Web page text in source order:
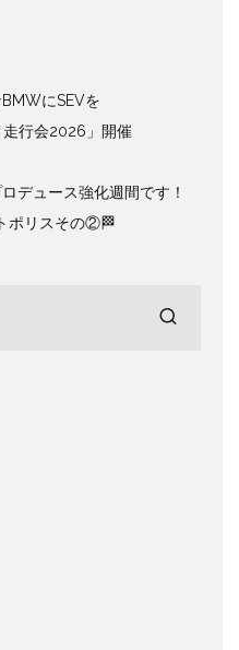
にSEVを
行会2026」開催
デュース強化週間です！
ポリスその②🏁